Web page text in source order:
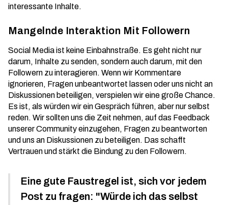
interessante Inhalte.
Mangelnde Interaktion Mit Followern
Social Media ist keine Einbahnstraße. Es geht nicht nur
darum, Inhalte zu senden, sondern auch darum, mit den
Followern zu interagieren. Wenn wir Kommentare
ignorieren, Fragen unbeantwortet lassen oder uns nicht an
Diskussionen beteiligen, verspielen wir eine große Chance.
Es ist, als würden wir ein Gespräch führen, aber nur selbst
reden. Wir sollten uns die Zeit nehmen, auf das Feedback
unserer Community einzugehen, Fragen zu beantworten
und uns an Diskussionen zu beteiligen. Das schafft
Vertrauen und stärkt die Bindung zu den Followern.
Eine gute Faustregel ist, sich vor jedem
Post zu fragen: "Würde ich das selbst